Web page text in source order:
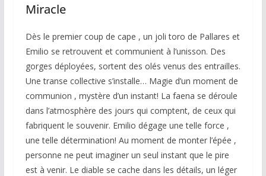
Miracle
Dès le premier coup de cape , un joli toro de Pallares et
Emilio se retrouvent et communient à l’unisson. Des
gorges déployées, sortent des olés venus des entrailles.
Une transe collective s’installe… Magie d’un moment de
communion , mystère d’un instant! La faena se déroule
dans l’atmosphère des jours qui comptent, de ceux qui
fabriquent le souvenir. Emilio dégage une telle force ,
une telle détermination! Au moment de monter l’épée ,
personne ne peut imaginer un seul instant que le pire
est à venir. Le diable se cache dans les détails, un léger